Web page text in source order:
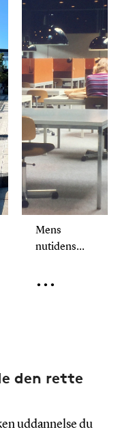
Mens
nutidens
fylder 60 år i
Odense
...
den rette
uddannelse du